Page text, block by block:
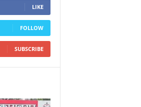
LIKE
FOLLOW
SUBSCRIBE